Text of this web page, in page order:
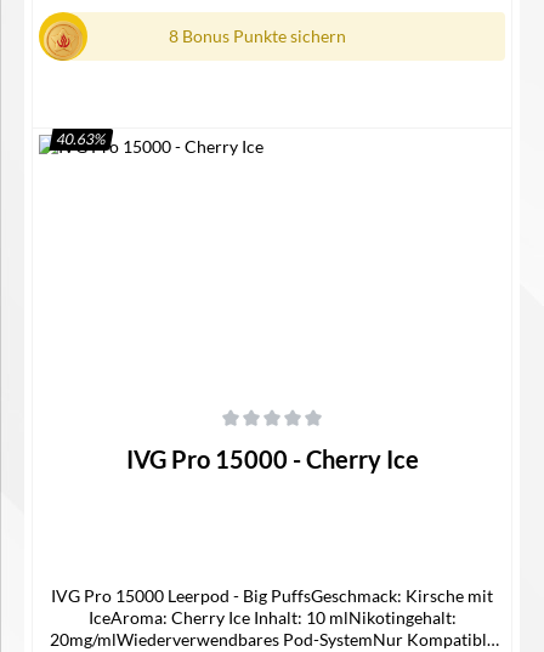
8 Bonus Punkte sichern
40.63%
IVG Pro 15000 - Cherry Ice
IVG Pro 15000 Leerpod - Big PuffsGeschmack: Kirsche mit
IceAroma: Cherry Ice Inhalt: 10 mlNikotingehalt:
20mg/mlWiederverwendbares Pod-SystemNur Kompatible